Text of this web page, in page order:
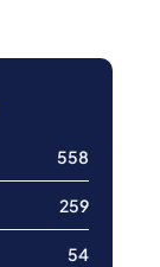
558
259
54